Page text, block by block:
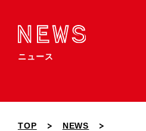
ニュース
TOP
NEWS